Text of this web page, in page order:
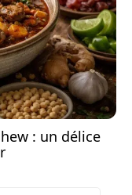
: un délice